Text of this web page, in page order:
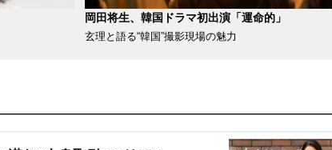
岡田将生、韓国ドラマ初出演「運命的」
玄理と語る“韓国”撮影現場の魅力